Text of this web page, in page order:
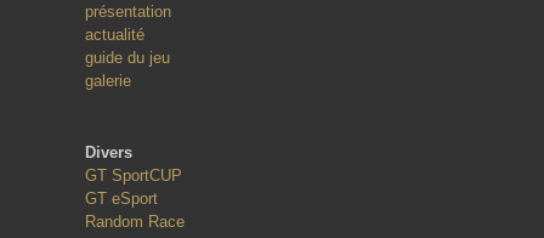
présentation
actualité
guide du jeu
galerie
Divers
GT SportCUP
GT eSport
Random Race